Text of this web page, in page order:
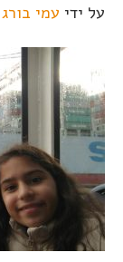
על ידי עמי בורג